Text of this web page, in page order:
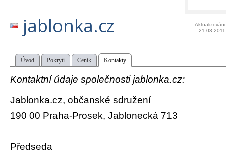
jablonka.cz
21.03.2011
Úvod Pokrytí Ceník Kontakty
Kontaktní údaje společnosti jablonka.cz:
Jablonka.cz, občanské sdružení
190 00 Praha-Prosek, Jablonecká 713
Předseda